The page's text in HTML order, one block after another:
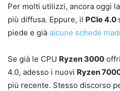
Per molti utilizzi, ancora oggi la
più diffusa. Eppure, il PCIe 4.0
piede e già alcune schede
Se già le CPU Ryzen 3000
4.0, adesso i nuovi Ryzen
più recente. Stesso discorso